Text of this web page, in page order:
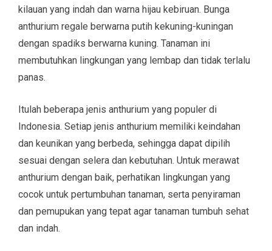
kilauan yang indah dan warna hijau kebiruan. Bunga
anthurium regale berwarna putih kekuning-kuningan
dengan spadiks berwarna kuning. Tanaman ini
membutuhkan lingkungan yang lembap dan tidak terlalu
panas.
Itulah beberapa jenis anthurium yang populer di
Indonesia. Setiap jenis anthurium memiliki keindahan
dan keunikan yang berbeda, sehingga dapat dipilih
sesuai dengan selera dan kebutuhan. Untuk merawat
anthurium dengan baik, perhatikan lingkungan yang
cocok untuk pertumbuhan tanaman, serta penyiraman
dan pemupukan yang tepat agar tanaman tumbuh sehat
dan indah.